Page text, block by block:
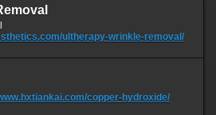
ultherapy-wrinkle-removal/
copper-hydroxide/